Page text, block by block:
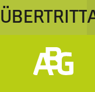
ÜBERTRITT